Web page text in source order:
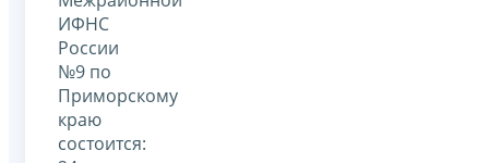
ИФНС
России
№9 по
Приморскому
краю
состоится: